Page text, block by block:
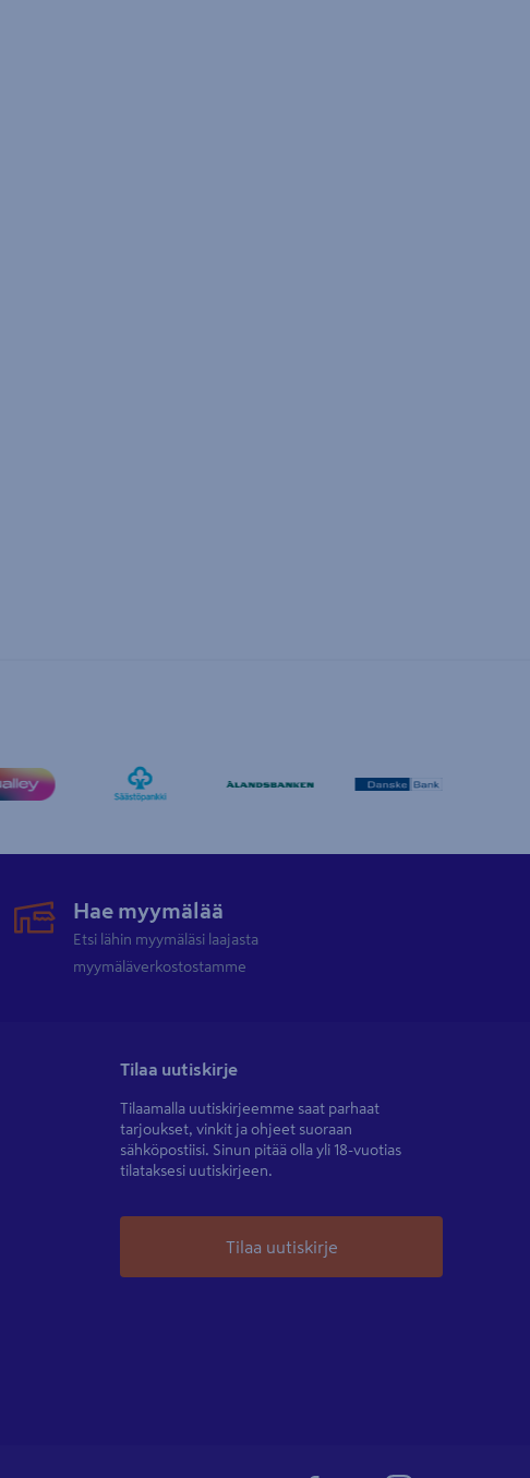
Hae myymälää
Etsi lähin myymäläsi laajasta
myymäläverkostostamme
Tilaa uutiskirje
Tilaamalla uutiskirjeemme saat parhaat
tarjoukset, vinkit ja ohjeet suoraan
sähköpostiisi. Sinun pitää olla yli 18-vuotias
tilataksesi uutiskirjeen.
Tilaa uutiskirje